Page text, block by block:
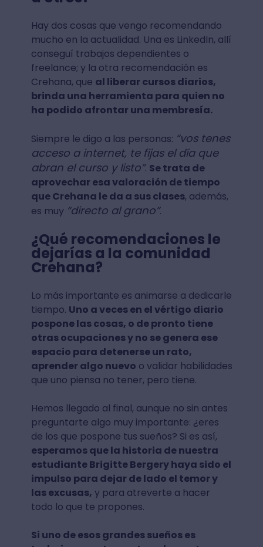
Hay dos cosas que vengo recomendando
mucho en la actualidad. Una es LinkedIn, allí
conseguí trabajos dependientes o
freelance; y la otra recomendación es
Crehana, que al liberar cursos diarios,
brinda una herramienta para quien no
ha podido afrontar una membresía.
Siempre le digo a las personas: “vos tenes
acceso a internet, te fijas el día que
abran el curso y listo”. Se trata de
aprovechar esa valoración de tiempo
que Crehana le da a sus clases, además,
es muy “directo al grano”.
¿Qué recomendaciones le
dejarías a la comunidad
Crehana?
Lo más importante es animarse a dedicarle
tiempo. Uno a veces en el vértigo diario
pospone las cosas, o de pronto tiene
otras ocupaciones y no se genera ese
espacio para detenerse un rato,
aprender algo nuevo o validar habilidades
que uno piensa no tener, pero tiene.
Hemos llegado al final, aunque no sin antes
preguntarte algo muy importante: ¿eres
de los que pospone tus sueños? Si es así,
esperamos que la historia de nuestra
estudiante Brigitte Bergery haya sido el
impulso para dejar de lado el temor y
las excusas, y para atreverte a hacer
todo lo que te propones.
Si uno de esos grandes sueños es